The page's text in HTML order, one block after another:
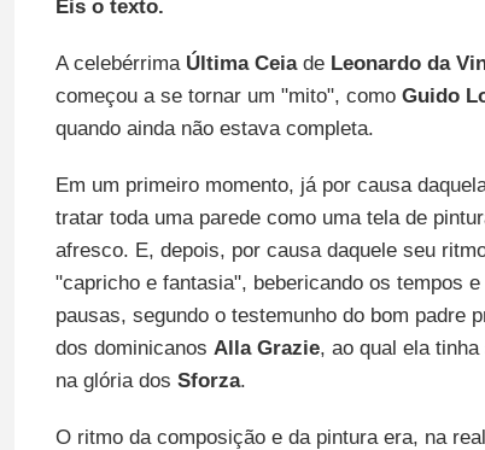
Eis o texto.
A celebérrima Última Ceiade Leonardo da
começou a se tornar um "mito", como Guido
quando ainda não estava completa.
Em um primeiro momento, já por causa
tratar toda uma parede como uma tela de
afresco. E, depois, por causa daquele seu
"capricho e fantasia", bebericando os tempos
pausas, segundo o testemunho do bom padre
dos dominicanos Alla Grazie, ao qual ela
na glória dos Sforza.
O ritmo da composição e da pintura era, na